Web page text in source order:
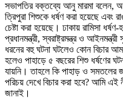
সভাপতির বক্তব্যে আনু মারমা বলেন,
ত্রিপুরা শিশুকে ধর্ষণ করা হয়েছে এবং
চেষ্টা করা হয়েছে। ঢাকায় রামিসা
প্রধানমন্ত্রী, স্বরাষ্ট্রমন্ত্র ও
ধরনের বহু ঘটনা ঘটলেও কোন বিচার
হলেও পাহাড়ে ৫ বছরের শিশু ধর্ষণের
যায়নি। তাহলে কি পাহাড় ও
পরিচয় দেখে বিচার করা হবে? আমি এই
জানাই।